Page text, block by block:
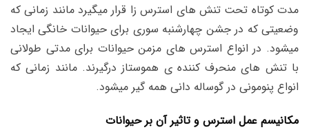
مدت کوتاه تحت تنش های استرس زا قرار میگیرد مانند زمانی که
وضعیتی که در جشن چهارشنبه سوری برای حیوانات خانگی ایجاد
میشود. در انواع استرس های مزمن حیوانات برای مدتی طولانی
با تنش های منحرف کننده ی هموستاز درگیرند. مانند زمانی که
انواع پنومونی در گوساله دانی همه گیر میشود.
مکانیسم عمل استرس و تاثیر آن بر حیوانات